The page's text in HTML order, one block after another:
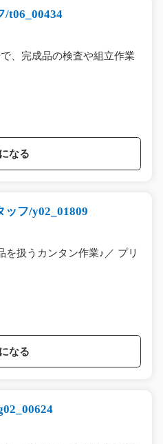
/t06_00434
、完成品の検査や組立作業
なる
ッフ/y02_01809
を扱うカンタン作業♪／ プリ
なる